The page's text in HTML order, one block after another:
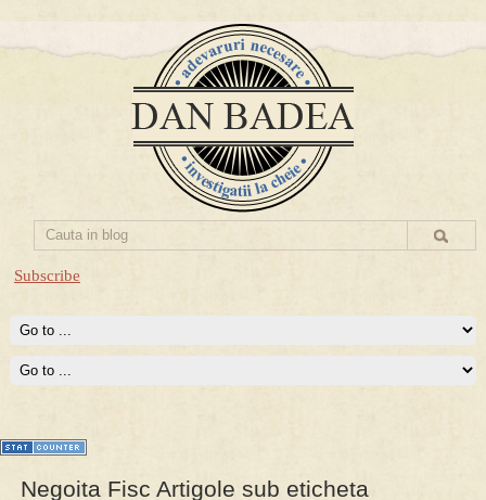
Subscribe
Prima mea carte publicata (Nemira)
Averea Presedintelui: prima lucrare despre controversatele
conturi secrete ale Securitatii.
Negoita Fisc Artigole sub eticheta